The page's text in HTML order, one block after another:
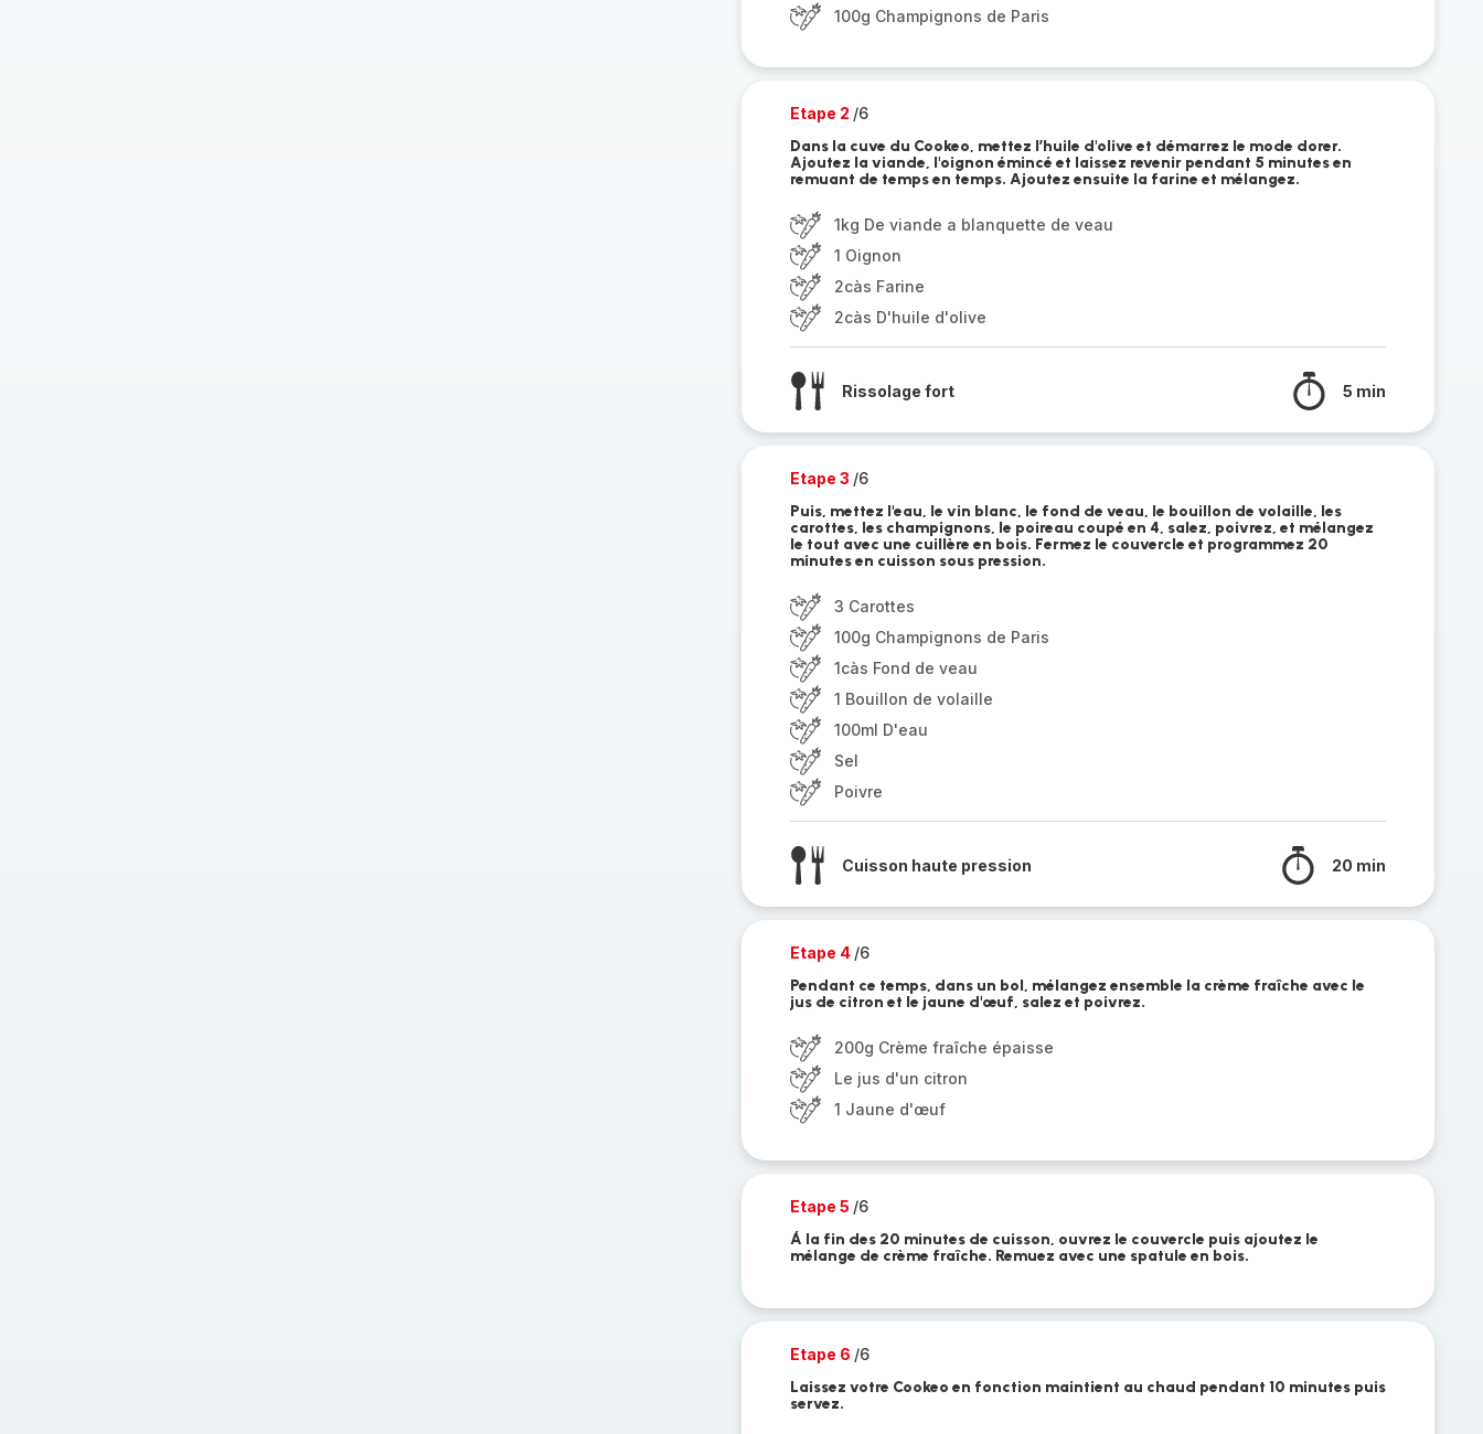
100g Champignons de Paris
Etape 2 /6
Dans la cuve du Cookeo, mettez l’huile d'olive et démarrez le mode dorer.
Ajoutez la viande, l'oignon émincé et laissez revenir pendant 5 minutes en
remuant de temps en temps. Ajoutez ensuite la farine et mélangez.
1kg De viande a blanquette de veau
1 Oignon
2càs Farine
2càs D'huile d'olive
Rissolage fort 5 min
Etape 3 /6
Puis, mettez l'eau, le vin blanc, le fond de veau, le bouillon de volaille, les
carottes, les champignons, le poireau coupé en 4, salez, poivrez, et mélangez
le tout avec une cuillère en bois. Fermez le couvercle et programmez 20
minutes en cuisson sous pression.
3 Carottes
100g Champignons de Paris
1càs Fond de veau
1 Bouillon de volaille
100ml D'eau
Sel
Poivre
Cuisson haute pression 20 min
Etape 4 /6
Pendant ce temps, dans un bol, mélangez ensemble la crème fraîche avec le
jus de citron et le jaune d'œuf, salez et poivrez.
200g Crème fraîche épaisse
Le jus d'un citron
1 Jaune d'œuf
Etape 5 /6
Á la fin des 20 minutes de cuisson, ouvrez le couvercle puis ajoutez le
mélange de crème fraîche. Remuez avec une spatule en bois.
Etape 6 /6
Laissez votre Cookeo en fonction maintient au chaud pendant 10 minutes puis
servez.